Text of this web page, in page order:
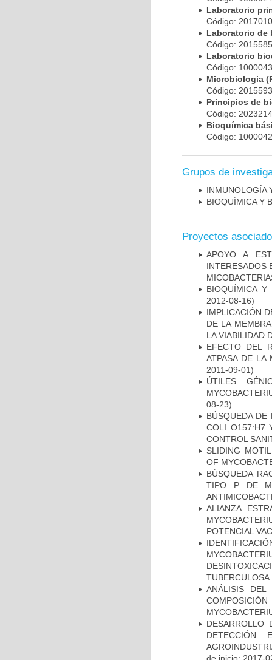
Laboratorio
Código:
Laboratorio de
Código:
Laboratorio
Código:
Microbiologia
Código:
Principios de
Código:
Bioquímica
Código:
Grupos de
INMUNOLOGÍA
BIOQUÍMICA Y
Proyectos
APOYO A
INTERESADOS
BIOQUÍMICA Y
2012-08-16)
IMPLICACIÓN
DE LA
LA VIABILIDAD
EFECTO DEL
ATPASA DE LA
2011-09-01)
ÚTILES
08-23)
BÚSQUEDA DE
COLI O157:H7
CONTROL
SLIDING
OF
BÚSQUEDA
TIPO P DE
ALIANZA
POTENCIAL
TUBERCULOSA
ANÁLISIS DEL
DESARROLLO
DETECCIÓN